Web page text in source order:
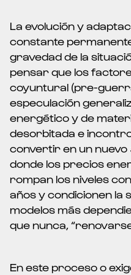
La evolución y
constante
gravedad de la
pensar que los
coyuntural (pre-
especulación
energético y de
desorbitada e
convertir en un nuevo
donde los precios
rompan los niveles
años y condicionen la
modelos más
que nunca,
En este proceso o